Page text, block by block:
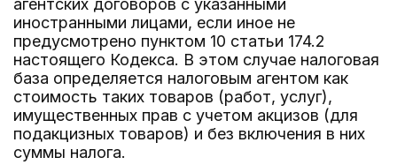
агентских договоров с указанными
иностранными лицами, если иное не
предусмотрено пунктом 10 статьи 174.2
настоящего Кодекса. В этом случае налоговая
база определяется налоговым агентом как
стоимость таких товаров (работ, услуг),
имущественных прав с учетом акцизов (для
подакцизных товаров) и без включения в них
суммы налога.